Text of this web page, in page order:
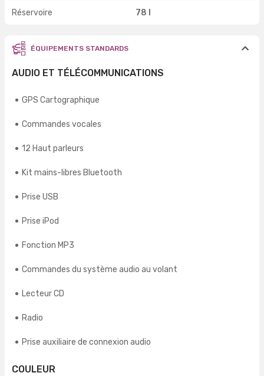
Réservoire 78 l
ÉQUIPEMENTS STANDARDS
AUDIO ET TÉLÉCOMMUNICATIONS
GPS Cartographique
Commandes vocales
12 Haut parleurs
Kit mains-libres Bluetooth
Prise USB
Prise iPod
Fonction MP3
Commandes du système audio au volant
Lecteur CD
Radio
Prise auxiliaire de connexion audio
COULEUR